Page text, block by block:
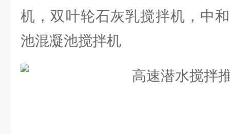
机，双叶轮石灰乳搅拌机，中
池混凝池搅拌机